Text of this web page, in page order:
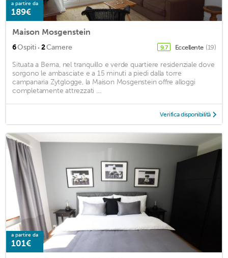
a partire da
189€
Maison Mosgenstein
6Ospiti · 2Camere 9,7 Eccellente (19)
Situata a Berna, nel tranquillo e verde quartiere residenziale dove
sorgono le ambasciate e a 15 minuti a piedi dalla torre
campanaria Zytglogge, la Maison Mosgenstein offre alloggi
completamente attrezzati ...
Verifica disponibilità
a partire da
101€